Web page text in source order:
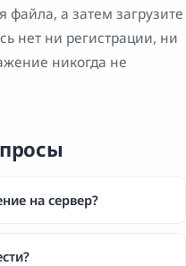
файла, а затем загрузите
нет ни регистрации, ни
никогда не
на сервер?